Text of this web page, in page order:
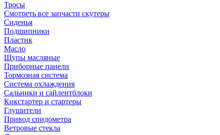
Тросы
Смотреть все запчасти скутеры
Сиденья
Подшипники
Пластик
Масло
Щупы масляные
Приборные панели
Тормозная система
Система охлаждения
Сальники и сайлентблоки
Кикстартер и стартеры
Глушители
Привод спидометра
Ветровые стекла